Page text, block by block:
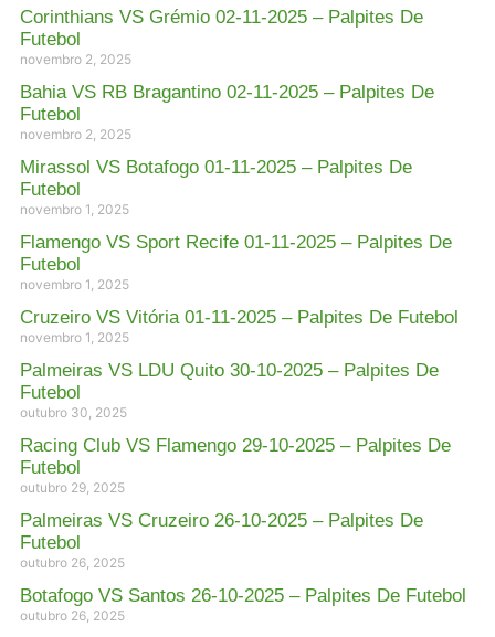
Corinthians VS Grémio 02-11-2025 – Palpites De
Futebol
novembro 2, 2025
Bahia VS RB Bragantino 02-11-2025 – Palpites De
Futebol
novembro 2, 2025
Mirassol VS Botafogo 01-11-2025 – Palpites De
Futebol
novembro 1, 2025
Flamengo VS Sport Recife 01-11-2025 – Palpites De
Futebol
novembro 1, 2025
Cruzeiro VS Vitória 01-11-2025 – Palpites De Futebol
novembro 1, 2025
Palmeiras VS LDU Quito 30-10-2025 – Palpites De
Futebol
outubro 30, 2025
Racing Club VS Flamengo 29-10-2025 – Palpites De
Futebol
outubro 29, 2025
Palmeiras VS Cruzeiro 26-10-2025 – Palpites De
Futebol
outubro 26, 2025
Botafogo VS Santos 26-10-2025 – Palpites De Futebol
outubro 26, 2025